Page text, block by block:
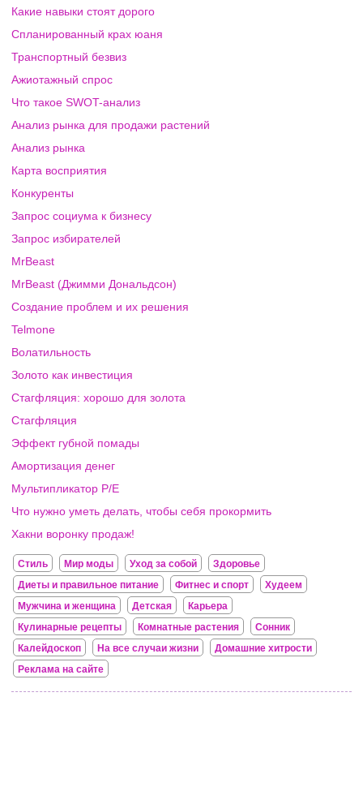
Какие навыки стоят дорого
Спланированный крах юаня
Транспортный безвиз
Ажиотажный спрос
Что такое SWOT-анализ
Анализ рынка для продажи растений
Анализ рынка
Карта восприятия
Конкуренты
Запрос социума к бизнесу
Запрос избирателей
MrBeast
MrBeast (Джимми Дональдсон)
Создание проблем и их решения
Telmone
Волатильность
Золото как инвестиция
Стагфляция: хорошо для золота
Стагфляция
Эффект губной помады
Амортизация денег
Мультипликатор P/E
Что нужно уметь делать, чтобы себя прокормить
Хакни воронку продаж!
Стиль Мир моды Уход за собой
Здоровье
Диеты и правильное питание
Фитнес и спорт
Худеем
Мужчина и женщина
Детская
Карьера
Кулинарные рецепты
Комнатные растения
Сонник
Калейдоскоп
На все случаи жизни
Домашние хитрости
Реклама на сайте